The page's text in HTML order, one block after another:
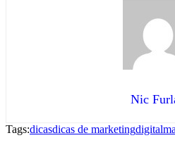
Nic
Tags:dicasdicas de marketingdigital